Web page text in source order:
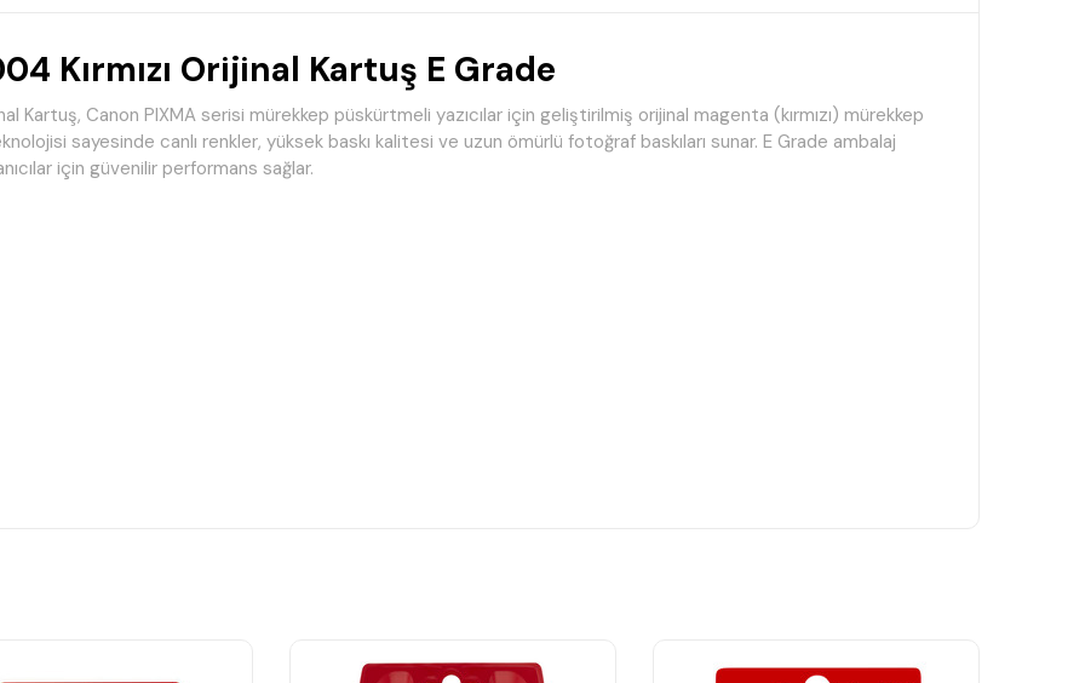
Kırmızı Orijinal Kartuş E Grade
Kartuş, Canon PIXMA serisi mürekkep püskürtmeli yazıcılar için geliştirilmiş orijinal magenta (kırmızı) mürekkep
sayesinde canlı renkler, yüksek baskı kalitesi ve uzun ömürlü fotoğraf baskıları sunar. E Grade ambalaj
için güvenilir performans sağlar.